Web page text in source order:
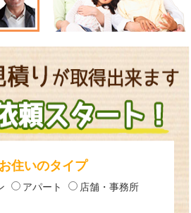
住いのタイプ
アパート 店舗・事務所